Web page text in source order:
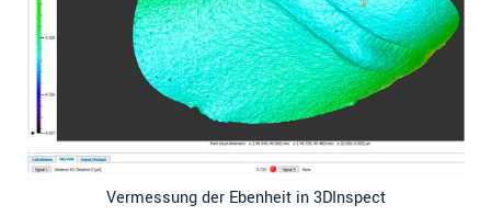
Vermessung der Ebenheit in 3DInspect